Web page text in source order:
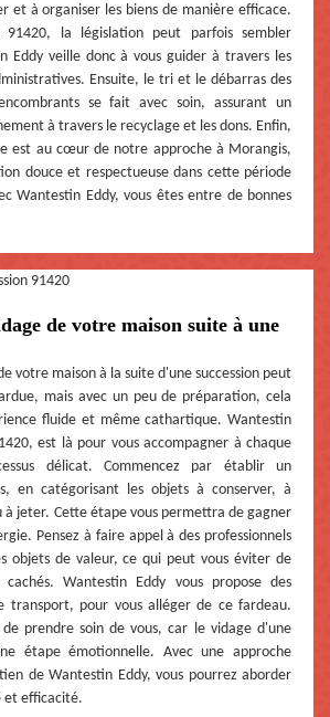
et à organiser les biens de manière efficace.
la législation peut parfois sembler
Eddy veille donc à vous guider à travers les
Ensuite, le tri et le débarras des
se fait avec soin, assurant un
à travers le recyclage et les dons. Enfin,
est au cœur de notre approche à Morangis,
douce et respectueuse dans cette période
Wantestin Eddy, vous êtes entre de bonnes
de votre maison suite à une
votre maison à la suite d'une succession peut
mais avec un peu de préparation, cela
fluide et même cathartique. Wantestin
est là pour vous accompagner à chaque
délicat. Commencez par établir un
en catégorisant les objets à conserver, à
à jeter. Cette étape vous permettra de gagner
Pensez à faire appel à des professionnels
objets de valeur, ce qui peut vous éviter de
Wantestin Eddy vous propose des
transport, pour vous alléger de ce fardeau.
prendre soin de vous, car le vidage d'une
étape émotionnelle. Avec une approche
de Wantestin Eddy, vous pourrez aborder
et efficacité.